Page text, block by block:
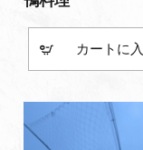
カート